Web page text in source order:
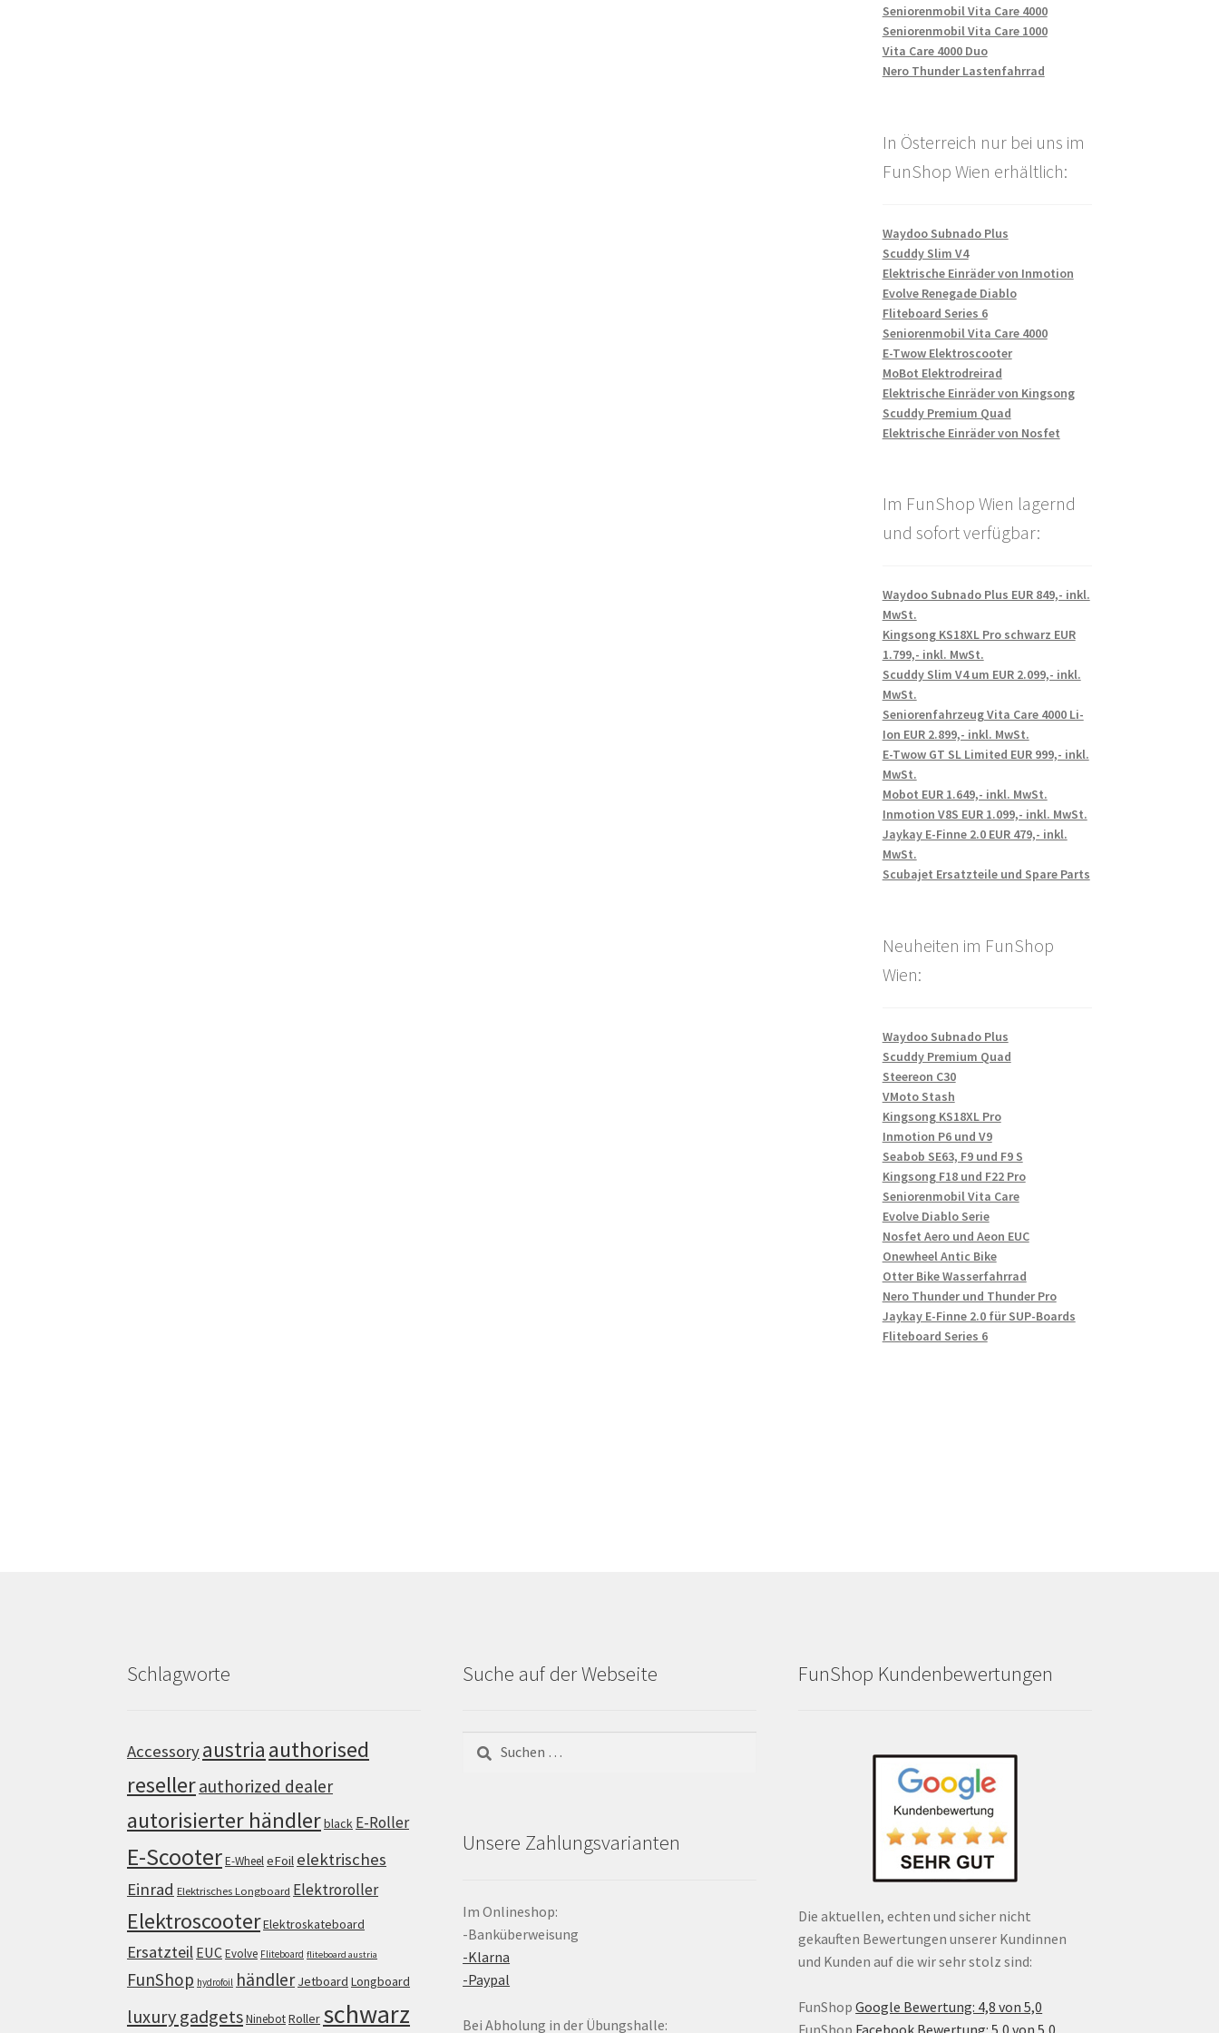
Seniorenmobil Vita Care 4000
Seniorenmobil Vita Care 1000
Vita Care 4000 Duo
Nero Thunder Lastenfahrrad
In Österreich nur bei uns im
FunShop Wien erhältlich:
Waydoo Subnado Plus
Scuddy Slim V4
Elektrische Einräder von Inmotion
Evolve Renegade Diablo
Fliteboard Series 6
Seniorenmobil Vita Care 4000
E-Twow Elektroscooter
MoBot Elektrodreirad
Elektrische Einräder von Kingsong
Scuddy Premium Quad
Elektrische Einräder von Nosfet
Im FunShop Wien lagernd
und sofort verfügbar:
Waydoo Subnado Plus EUR 849,- inkl.
MwSt.
Kingsong KS18XL Pro schwarz EUR
1.799,- inkl. MwSt.
Scuddy Slim V4 um EUR 2.099,- inkl.
MwSt.
Seniorenfahrzeug Vita Care 4000 Li-
Ion EUR 2.899,- inkl. MwSt.
E-Twow GT SL Limited EUR 999,- inkl.
MwSt.
Mobot EUR 1.649,- inkl. MwSt.
Inmotion V8S EUR 1.099,- inkl. MwSt.
Jaykay E-Finne 2.0 EUR 479,- inkl.
MwSt.
Scubajet Ersatzteile und Spare Parts
Neuheiten im FunShop
Wien:
Waydoo Subnado Plus
Scuddy Premium Quad
Steereon C30
VMoto Stash
Kingsong KS18XL Pro
Inmotion P6 und V9
Seabob SE63, F9 und F9 S
Kingsong F18 und F22 Pro
Seniorenmobil Vita Care
Evolve Diablo Serie
Nosfet Aero und Aeon EUC
Onewheel Antic Bike
Otter Bike Wasserfahrrad
Nero Thunder und Thunder Pro
Jaykay E-Finne 2.0 für SUP-Boards
Fliteboard Series 6
Schlagworte
Accessoryaustria authorised
resellerauthorized dealer
autorisierter händlerblack E-Roller
E-ScooterE-WheeleFoil elektrisches
Einrad Elektrisches Longboard Elektroroller
ElektroscooterElektroskateboard
Ersatzteil EUCEvolve Fliteboard fliteboard austria
FunShop hydrofoil händler Jetboard Longboard
luxury gadgetsNinebotRoller schwarz
Suche auf der Webseite
nach:
Unsere Zahlungsvarianten
Im Onlineshop:
-Banküberweisung
-Klarna
-Paypal
Bei Abholung in der Übungshalle:
FunShop Kundenbewertungen
Die aktuellen, echten und sicher nicht
gekauften Bewertungen unserer Kundinnen
und Kunden auf die wir sehr stolz sind:
FunShop Google Bewertung: 4,8 von 5,0
FunShop Facebook Bewertung: 5,0 von 5,0